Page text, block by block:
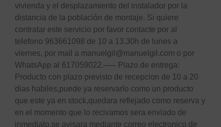
vivienda y el desplazamiento del instalador por la
distancia de la población de montaje. Si quiere
contratar este servicio por favor contacte por al
telefono 963661098 de 10 a 13.30h de lunes a
viernes, por mail a manuelgil@manuelgil.com o por
WhatsApp al 617059022.—– Plazo de entrega:
Producto con plazo previsto de recepcion de 10 a 20
dias habiles,puede ya reservarlo como un producto
que este ya en stock,quedara reflejado como reserva y
en el momento que lo recivamos sera enviado de
inmediato,se avisara mediante correo electronico de